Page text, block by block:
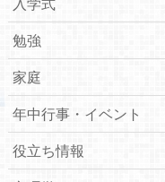
入学式
勉強
家庭
年中行事・イベント
役立ち情報